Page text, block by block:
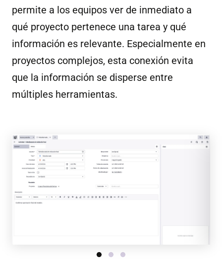
permite a los equipos ver de inmediato a
qué proyecto pertenece una tarea y qué
información es relevante. Especialmente en
proyectos complejos, esta conexión evita
que la información se disperse entre
múltiples herramientas.